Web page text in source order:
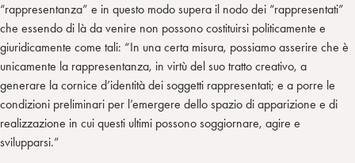
“rappresentanza” e in questo modo supera il nodo dei “rappresentati”
che essendo di là da venire non possono costituirsi politicamente e
giuridicamente come tali: “In una certa misura, possiamo asserire che è
unicamente la rappresentanza, in virtù del suo tratto creativo, a
generare la cornice d’identità dei soggetti rappresentati; e a porre le
condizioni preliminari per l’emergere dello spazio di apparizione e di
realizzazione in cui questi ultimi possono soggiornare, agire e
svilupparsi.”